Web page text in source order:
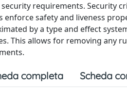
requirements. Security
enforce safety and liveness
by a type and effect
This allows for removing any
completa Scheda